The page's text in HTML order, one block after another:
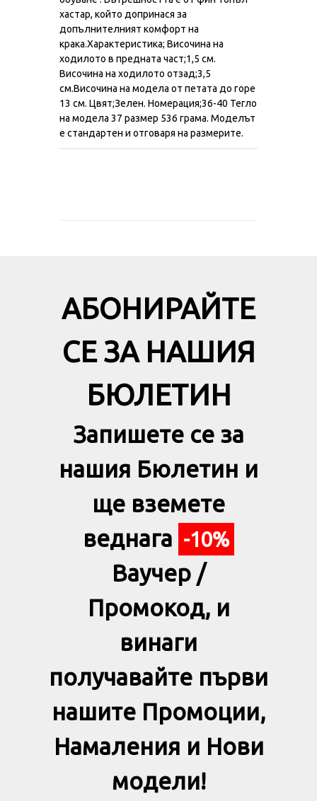
хастар, който допринася за
допълнителният комфорт на
крака.Характеристика; Височина на
ходилото в предната част;1,5 см.
Височина на ходилото отзад;3,5
см.Височина на модела от петата до горе
13 см. Цвят;Зелен. Номерация;36-40 Тегло
на модела 37 размер 536 грама. Моделът
е стандартен и отговаря на размерите.
АБОНИРАЙТЕ
СЕ ЗА НАШИЯ
БЮЛЕТИН
Запишете се за
нашия Бюлетин и
ще вземете
веднага -10%
Ваучер /
Промокод, и
винаги
получавайте първи
нашите Промоции,
Намаления и Нови
модели!